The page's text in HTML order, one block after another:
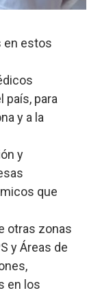
de la DGM
Acuerdan
2026 y
en el
en estos
país, para
y a la
y
que
otras zonas
y Áreas de
en los